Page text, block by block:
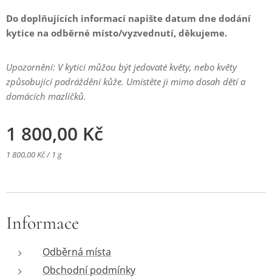
Do doplňujících informací napište datum dne dodání
kytice na odběrné místo/vyzvednutí, děkujeme.
Upozornění: V kytici můžou být jedovaté květy, nebo květy
způsobující podráždění kůže. Umístěte ji mimo dosah dětí a
domácích mazlíčků.
1 800,00 Kč
1 800,00 Kč / 1 g
Informace
Odběrná místa
Obchodní podmínky